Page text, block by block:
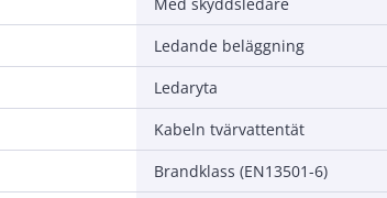
Ledande beläggning
Ledaryta
Kabeln tvärvattentät
Brandklass (EN13501-6)